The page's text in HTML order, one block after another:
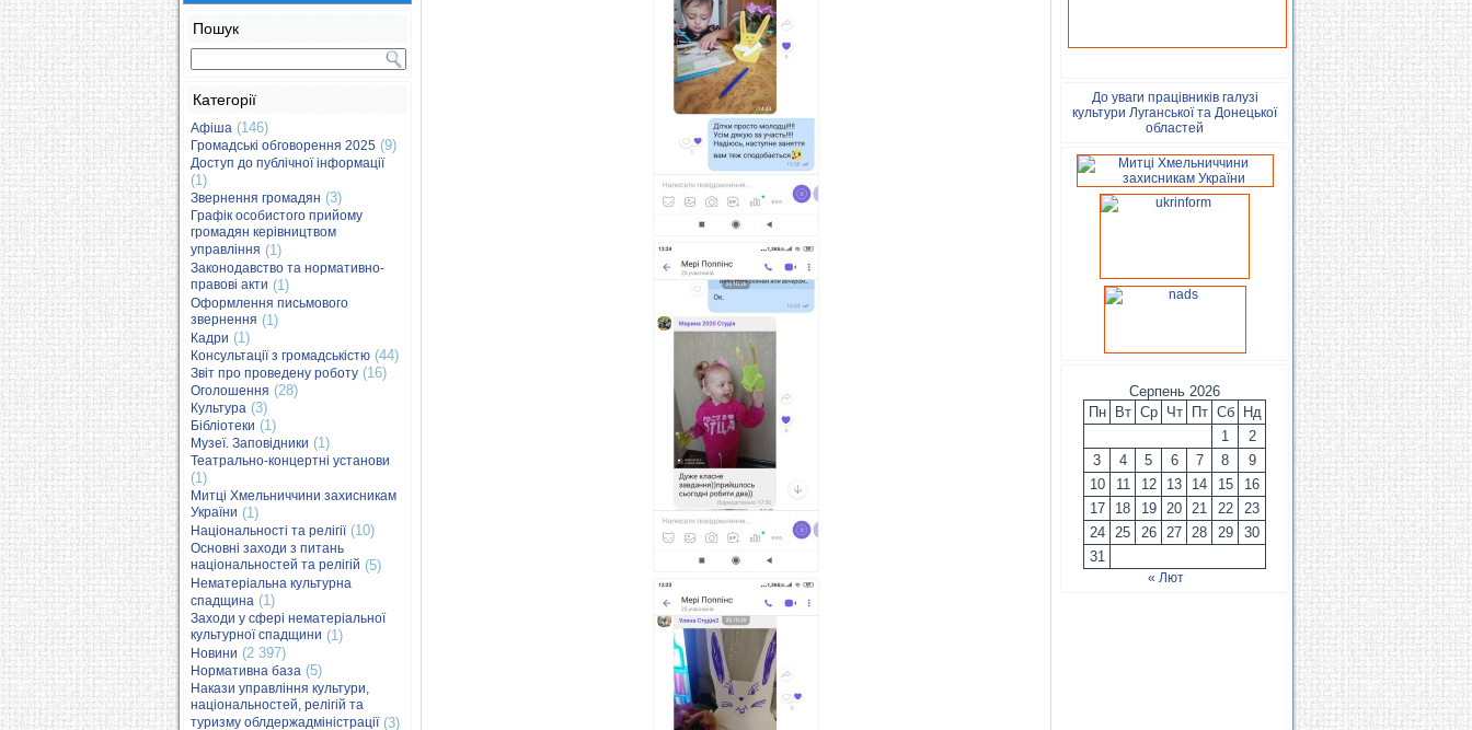
Пошук
Категорії
Афіша (146)
Громадські обговорення 2025 (9)
Доступ до публічної інформації
(1)
Звернення громадян (3)
Графік особистого прийому
громадян керівництвом
управління (1)
Законодавство та нормативно-
правові акти (1)
Оформлення письмового
звернення (1)
Кадри (1)
Консультації з громадськістю (44)
Звіт про проведену роботу (16)
Оголошення (28)
Культура (3)
Бібліотеки (1)
Музеї. Заповідники (1)
Театрально-концертні установи
(1)
Митці Хмельниччини захисникам
України (1)
Національності та релігії(10)
Основні заходи з питань
національностей та релігій (5)
Нематеріальна культурна
спадщина (1)
Заходи у сфері нематеріальної
культурної спадщини (1)
Новини (2 397)
Нормативна база (5)
Накази управління культури,
національностей, релігій та
туризму облдержадміністрації(3)
До уваги працівників галузі
культури Луганської та Донецької
областей
Серпень 2026
Пн
Вт Ср Чт Пт Сб
Нд
1
2
3
4 5 6 7 8
9
10
11 12 13 14 15
16
17
18 19 20 21 22
23
24
25 26 27 28 29
30
31
« Лют